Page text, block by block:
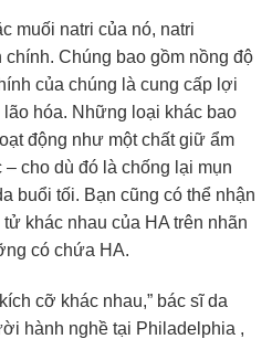
muối natri của nó, natri
chính. Chúng bao gồm nồng độ
của chúng là cung cấp lợi
hóa. Những loại khác bao
động như một chất giữ ẩm
cho dù đó là chống lại mụn
buổi tối. Bạn cũng có thể nhận
khác nhau của HA trên nhãn
có chứa HA.
cỡ khác nhau,” bác sĩ da
hành nghề tại Philadelphia ,